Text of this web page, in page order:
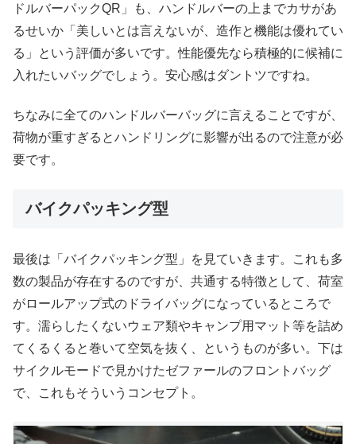
ドルバーパックQR」も、ハンドルバーの上までカサがあ
るせいか「美しいとは言えないが、造作と機能は優れてい
る」という評価が多いです。性能優先なら積極的に候補に
入れたいバッグでしょう。安心感はダントツですね。
ちなみに全てのハンドルバーバッグに言えることですが、
荷物が重すぎるとハンドリングに影響が出るので注意が必
要です。
バイクパッキング型
最後は「バイクパッキング型」を見ていきます。これも多
数の製品が存在するのですが、共通する特徴として、荷室
がロールアップ式のドライバッグになっているところで
す。濡らしたくないウェア類やキャンプ用マット等を詰め
てくるくると巻いて空気を抜く、というものが多い。下は
サイクルモードで見かけたゼファールのフロントバッグ
で、これもそういうコンセプト。